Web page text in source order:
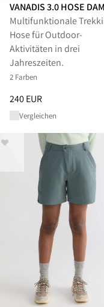
VANADIS 3.0 HOSE
Multifunktionale
Hose für Outdoor-
Aktivitäten in drei
Jahreszeiten.
2 Farben
Preis:240 EUR,
240 EUR
Vergleichen